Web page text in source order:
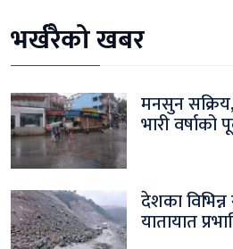
भर्खरैको खबर
मनसुन
भारी वर्षाको
देशका
यातायात